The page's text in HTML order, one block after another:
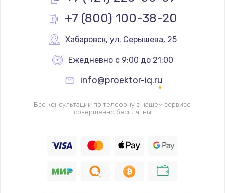
Замена основной камеры
Замена элемента
1190 руб.
Заказать
1330 руб.
+7 (800) 100-38-20
Хабаровск, ул. Серышева, 25
Ежедневно с 9:00 до 21:00
info@proektor-iq.ru
Все консультации по телефону в нашем сервисе
совершенно бесплатны